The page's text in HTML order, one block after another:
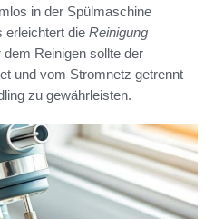
in der Spülmaschine
erleichtert die Reinigung
dem Reinigen sollte der
und vom Stromnetz getrennt
zu gewährleisten.